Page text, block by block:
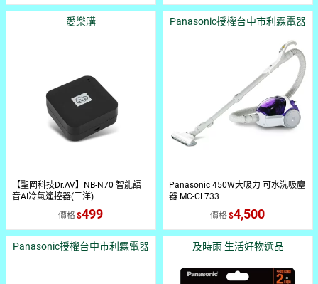
愛樂購
【聖岡科技Dr.AV】NB-N70 智能語
音AI冷氣遙控器(三洋)
價格
499
Panasonic授權台中市利霖電器
Panasonic 450W大吸力 可水洗吸塵
器 MC-CL733
價格
4,500
Panasonic授權台中市利霖電器 及時雨 生活好物選品